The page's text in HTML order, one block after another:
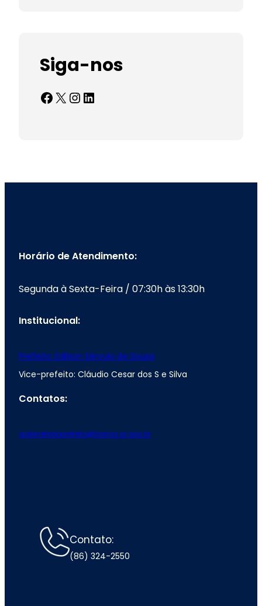
Siga-nos
Facebook X InstagramLinkedIn
Horário de Atendimento:
Segunda à Sexta-Feira / 07:30h às 13:30h
Institucional:
Prefeito: Edilson Sérvulo de Sousa
Vice-prefeito: Cláudio Cesar dos S e Silva
Contatos:
gabinetedoprefeito@barras.pi.gov.br
Contato:
(86) 324-2550